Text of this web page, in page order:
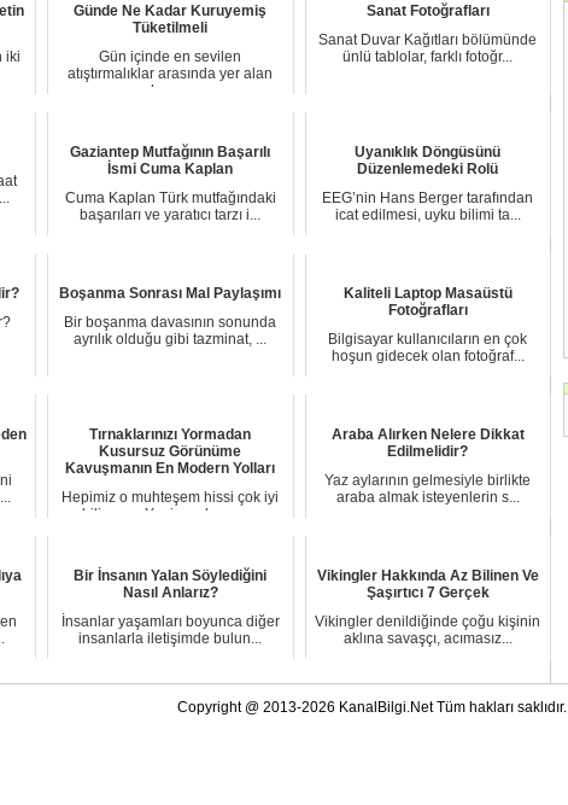
iki
Günde Ne Kadar Kuruyemiş
Tüketilmeli
Gün içinde en sevilen
atıştırmalıklar arasında yer alan
kuru...
Sanat Fotoğrafları
Sanat Duvar Kağıtları bölümünde
ünlü tablolar, farklı fotoğr...
Gaziantep Mutfağının Başarılı
İsmi Cuma Kaplan
Cuma Kaplan Türk mutfağındaki
başarıları ve yaratıcı tarzı i...
Uyanıklık Döngüsünü
Düzenlemedeki Rolü
EEG’nin Hans Berger tarafından
icat edilmesi, uyku bilimi ta...
Boşanma Sonrası Mal Paylaşımı
Bir boşanma davasının sonunda
ayrılık olduğu gibi tazminat, ...
Kaliteli Laptop Masaüstü
Fotoğrafları
Bilgisayar kullanıcıların en çok
hoşun gidecek olan fotoğraf...
Tırnaklarınızı Yormadan
Kusursuz Görünüme
Kavuşmanın En Modern Yolları
Hepimiz o muhteşem hissi çok iyi
biliyoruz. Yeni yapılmış, p...
Araba Alırken Nelere Dikkat
Edilmelidir?
Yaz aylarının gelmesiyle birlikte
araba almak isteyenlerin s...
Bir İnsanın Yalan Söylediğini
Nasıl Anlarız?
İnsanlar yaşamları boyunca diğer
insanlarla iletişimde bulun...
Vikingler Hakkında Az Bilinen Ve
Şaşırtıcı 7 Gerçek
Vikingler denildiğinde çoğu kişinin
aklına savaşçı, acımasız...
Copyright @ 2013-2026 KanalBilgi.Net Tüm hakları saklıdır.